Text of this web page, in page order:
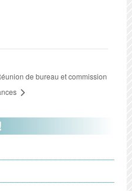
de bureau et commission